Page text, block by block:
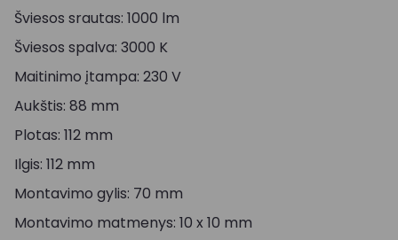
Šviesos srautas: 1000 lm
Šviesos spalva: 3000 K
Maitinimo įtampa: 230 V
Aukštis: 88 mm
Plotas: 112 mm
Ilgis: 112 mm
Montavimo gylis: 70 mm
Montavimo matmenys: 10 x 10 mm